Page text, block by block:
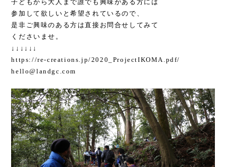
子どもから大人まで誰でも興味がある方には
参加して欲しいと希望されているので、
是非ご興味のある方は直接お問合せしてみて
くださいませ。
↓↓↓↓↓↓
https://re-creations.jp/2020_ProjectIKOMA.pdf/
hello@landgc.com